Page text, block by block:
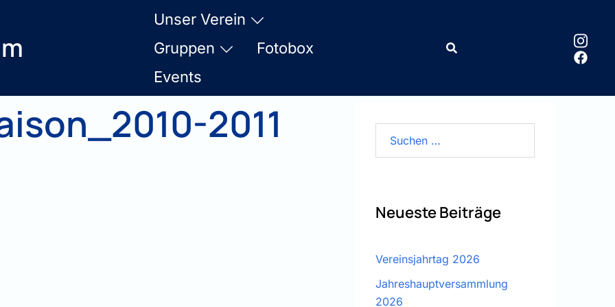
Unser Verein
Gruppen
Fotobox
Events
2011
nach:
Neueste Beiträge
Vereinsjahrtag 2026
Jahreshauptversammlung
2026